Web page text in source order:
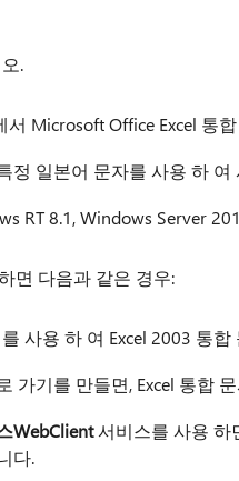
.
Microsoft Office Excel 통
정 일본어 문자를 사용 하 여
RT 8.1, Windows Server
면 다음과 같은 경우:
사용 하 여 Excel 2003 통
가기를 만들면, Excel 통합
WebClient서비스를 사용 하
다.